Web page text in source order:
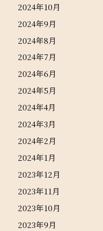
2024年10月
2024年9月
2024年8月
2024年7月
2024年6月
2024年5月
2024年4月
2024年3月
2024年2月
2024年1月
2023年12月
2023年11月
2023年10月
2023年9月